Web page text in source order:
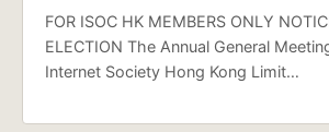
FOR ISOC HK MEMBERS ONLY
ELECTION The Annual General
Internet Society Hong Kong Limit…